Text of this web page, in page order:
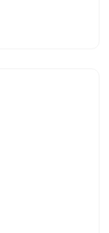
, dexos® 1